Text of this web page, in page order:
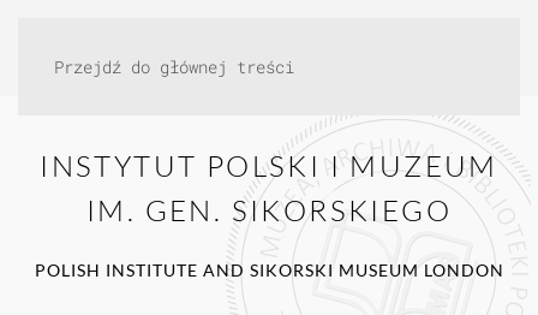
Przejdź do głównej treści
INSTYTUT POLSKI I MUZEUM
IM. GEN. SIKORSKIEGO
POLISH INSTITUTE AND SIKORSKI MUSEUM LONDON